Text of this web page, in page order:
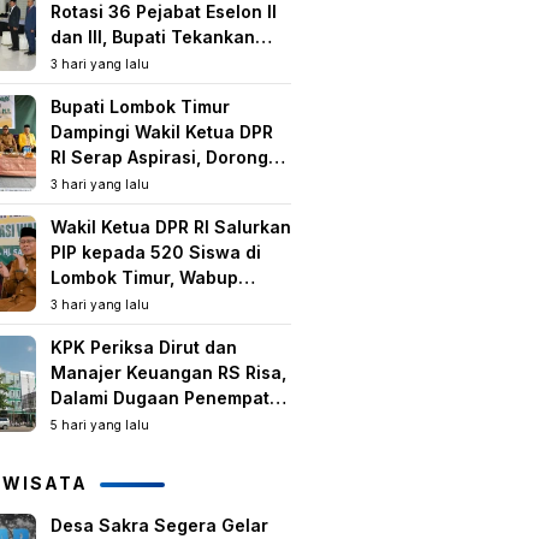
Rotasi 36 Pejabat Eselon II
dan III, Bupati Tekankan
Peningkatan Kinerja dan
Pelayanan Publik
3 hari yang lalu
Bupati Lombok Timur
Dampingi Wakil Ketua DPR
RI Serap Aspirasi, Dorong
Program Strategis untuk
Kesejahteraan Masyarakat
3 hari yang lalu
Wakil Ketua DPR RI Salurkan
PIP kepada 520 Siswa di
Lombok Timur, Wabup
Tekankan Pentingnya
Pendidikan dan
Pencegahan Perkawinan
Anak
3 hari yang lalu
KPK Periksa Dirut dan
Manajer Keuangan RS Risa,
Dalami Dugaan Penempatan
Dana Rp2,25 Miliar oleh
5 hari yang lalu
Desa Sakra Segera Gelar